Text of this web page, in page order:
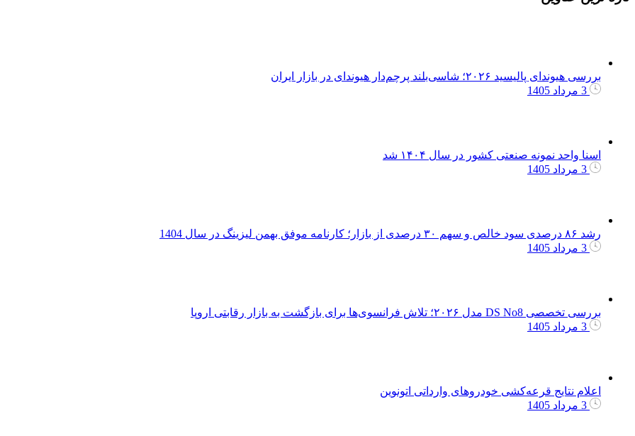
بررسی هیوندای پالیسید ۲۰۲۶؛ شاسی‌بلند پرچم‌دار هیوندای در بازار ایران
اسنا واحد نمونه صنعتی کشور در سال ۱۴۰۴ شد
رشد ۸۶ درصدی سود خالص و سهم ۳۰ درصدی از بازار؛ کارنامه موفق بهمن لیزینگ در سال 1404
بررسی تخصصی DS No8 مدل ۲۰۲۶؛ تلاش فرانسوی‌ها برای بازگشت به بازار رقابتی اروپا
اعلام نتایج قرعه‌کشی خودروهای وارداتی اتونوین